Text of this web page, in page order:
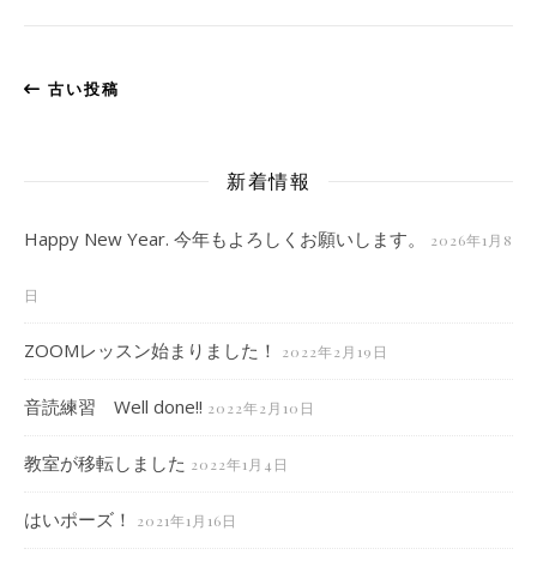
古い投稿
新着情報
Happy New Year. 今年もよろしくお願いします。 2026年1月8
日
ZOOMレッスン始まりました！ 2022年2月19日
音読練習 Well done!! 2022年2月10日
教室が移転しました 2022年1月4日
はいポーズ！ 2021年1月16日